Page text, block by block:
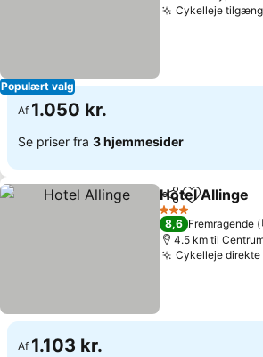
Populært valg
Cykelleje
Af 1.050 kr.
Se priser fra 3 hjemmesider
Del Føj til
Hotel Allinge
3 Stjerner
8,6 Fremragende
4.5 km til
Cykelleje direkte
Af 1.103 kr.